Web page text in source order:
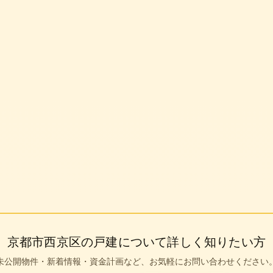
京都市西京区の戸建について詳しく知りたい方
公開物件・新着情報・資金計画など、お気軽にお問い合わせください。